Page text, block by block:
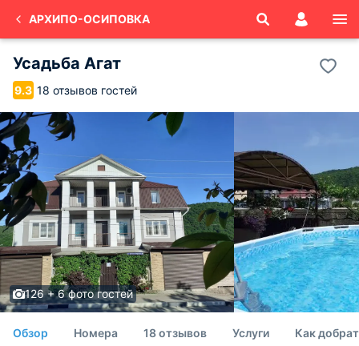
АРХИПО-ОСИПОВКА
Усадьба Агат
9.3 18 отзывов гостей
126 + 6 фото гостей
Обзор Номера 18 отзывов Услуги Как